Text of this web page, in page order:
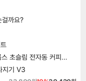
까요?
자동 커피머신 SA4028K0
지기 V3